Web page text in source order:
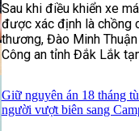
Sau khi điều khiển xe
được xác định là chồng
thương, Đào Minh
Công an tỉnh Đắk Lắk
Giữ nguyên án 18 tháng
người vượt biên sang